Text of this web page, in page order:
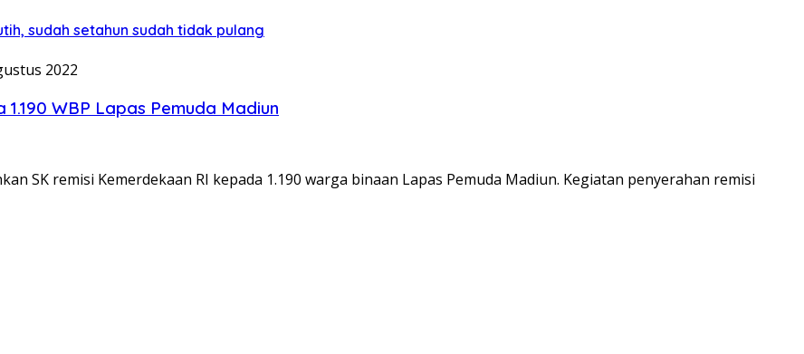
sudah setahun sudah tidak pulang
2022
WBP Lapas Pemuda Madiun
SK remisi Kemerdekaan RI kepada 1.190 warga binaan Lapas Pemuda Madiun. Kegiatan penyerahan remisi